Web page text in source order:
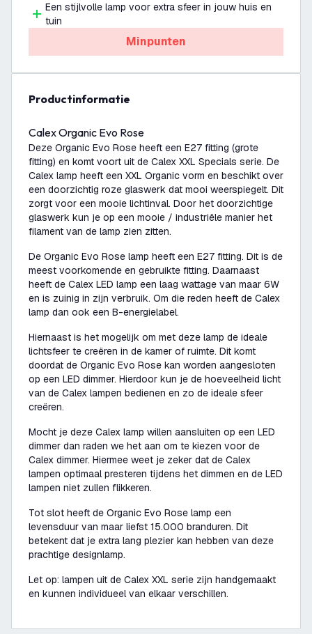
Een stijlvolle lamp voor extra sfeer in jouw huis en
tuin
Minpunten
productinformatie
Calex Organic Evo Rose
Deze Organic Evo Rose heeft een E27 fitting (grote
fitting) en komt voort uit de Calex XXL Specials serie. De
Calex lamp heeft een XXL Organic vorm en beschikt over
een doorzichtig roze glaswerk dat mooi weerspiegelt. Dit
zorgt voor een mooie lichtinval. Door het doorzichtige
glaswerk kun je op een mooie / industriële manier het
filament van de lamp zien zitten.
De Organic Evo Rose lamp heeft een E27 fitting. Dit is de
meest voorkomende en gebruikte fitting. Daarnaast
heeft de Calex LED lamp een laag wattage van maar 6W
en is zuinig in zijn verbruik. Om die reden heeft de Calex
lamp dan ook een B-energielabel.
Hiernaast is het mogelijk om met deze lamp de ideale
lichtsfeer te creëren in de kamer of ruimte. Dit komt
doordat de Organic Evo Rose kan worden aangesloten
op een LED dimmer. Hierdoor kun je de hoeveelheid licht
van de Calex lampen bedienen en zo de ideale sfeer
creëren.
Mocht je deze Calex lamp willen aansluiten op een LED
dimmer dan raden we het aan om te kiezen voor de
Calex dimmer. Hiermee weet je zeker dat de Calex
lampen optimaal presteren tijdens het dimmen en de LED
lampen niet zullen flikkeren.
Tot slot heeft de Organic Evo Rose lamp een
levensduur van maar liefst 15.000 branduren. Dit
betekent dat je extra lang plezier kan hebben van deze
prachtige designlamp.
Let op: lampen uit de Calex XXL serie zijn handgemaakt
en kunnen individueel van elkaar verschillen.